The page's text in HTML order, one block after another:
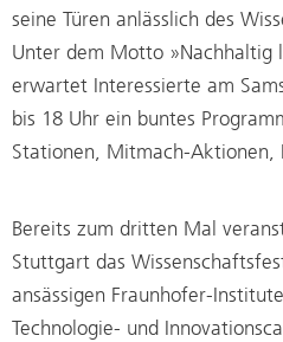
seine Türen anlässlich des
Unter dem Motto »Nachhaltig
erwartet Interessierte am
bis 18 Uhr ein buntes
Stationen, Mitmach-Aktionen,
Bereits zum dritten Mal
Stuttgart das
ansässigen Fraunhofer-
Technologie- und